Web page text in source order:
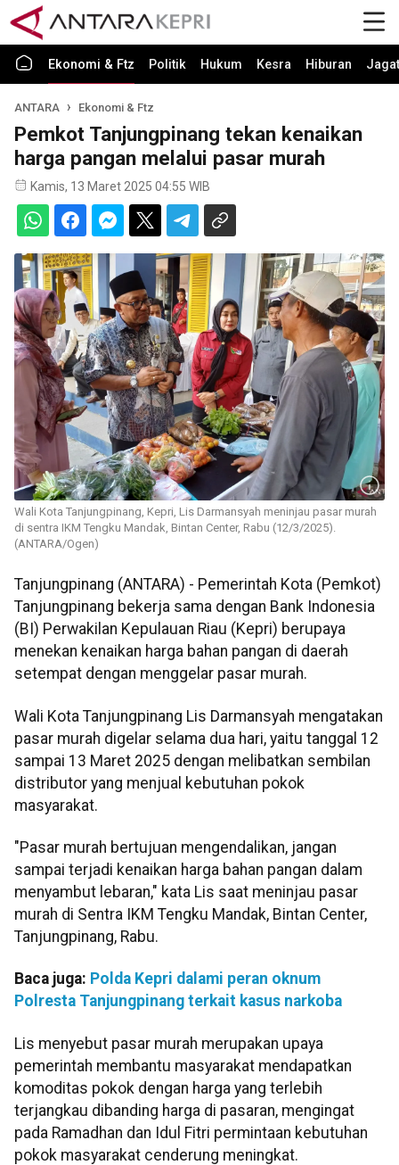
Ekonomi & Ftz Politik Hukum Kesra Hiburan Jagat
ANTARA Ekonomi & Ftz
Pemkot Tanjungpinang tekan kenaikan
harga pangan melalui pasar murah
Kamis, 13 Maret 2025 04:55 WIB
Wali Kota Tanjungpinang, Kepri, Lis Darmansyah meninjau pasar murah
di sentra IKM Tengku Mandak, Bintan Center, Rabu (12/3/2025).
(ANTARA/Ogen)
Tanjungpinang (ANTARA) - Pemerintah Kota (Pemkot)
Tanjungpinang bekerja sama dengan Bank Indonesia
(BI) Perwakilan Kepulauan Riau (Kepri) berupaya
menekan kenaikan harga bahan pangan di daerah
setempat dengan menggelar pasar murah.
Wali Kota Tanjungpinang Lis Darmansyah mengatakan
pasar murah digelar selama dua hari, yaitu tanggal 12
sampai 13 Maret 2025 dengan melibatkan sembilan
distributor yang menjual kebutuhan pokok
masyarakat.
"Pasar murah bertujuan mengendalikan, jangan
sampai terjadi kenaikan harga bahan pangan dalam
menyambut lebaran," kata Lis saat meninjau pasar
murah di Sentra IKM Tengku Mandak, Bintan Center,
Tanjungpinang, Rabu.
Baca juga: Polda Kepri dalami peran oknum
Polresta Tanjungpinang terkait kasus narkoba
Lis menyebut pasar murah merupakan upaya
pemerintah membantu masyarakat mendapatkan
komoditas pokok dengan harga yang terlebih
terjangkau dibanding harga di pasaran, mengingat
pada Ramadhan dan Idul Fitri permintaan kebutuhan
pokok masyarakat cenderung meningkat.